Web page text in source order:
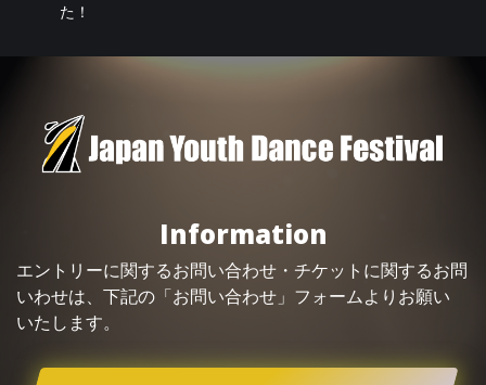
た！
Information
エントリーに関するお問い合わせ・ チケット に関するお問
いわせは、下記の「お問い合わせ」フォームよりお願い
いたします。